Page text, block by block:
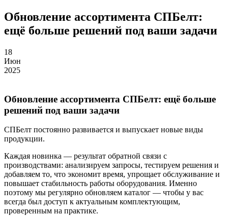
Обновление ассортимента СПБелт:
ещё больше решений под ваши задачи
18
Июн
2025
Обновление ассортимента СПБелт: ещё больше
решений под ваши задачи
СПБелт постоянно развивается и выпускает новые виды
продукции.
Каждая новинка — результат обратной связи с
производствами: анализируем запросы, тестируем решения и
добавляем то, что экономит время, упрощает обслуживание и
повышает стабильность работы оборудования. Именно
поэтому мы регулярно обновляем каталог — чтобы у вас
всегда был доступ к актуальным комплектующим,
проверенным на практике.